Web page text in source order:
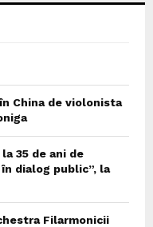
China de violonista
35 de ani de
dialog public”, la
Filarmonicii